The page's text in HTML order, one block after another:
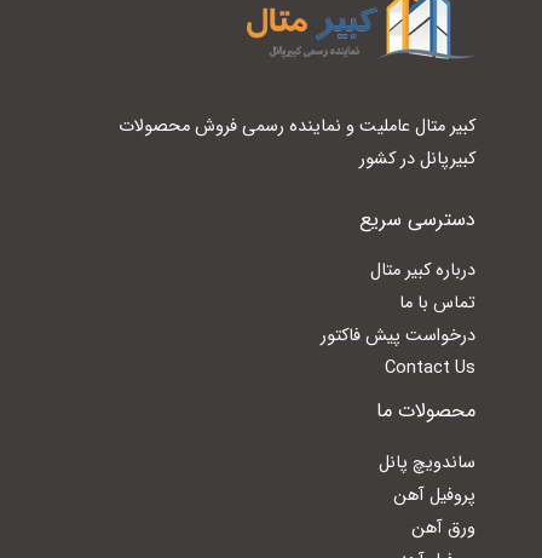
کبیر متال عاملیت و نماینده رسمی فروش محصولات
کبیرپانل در کشور
دسترسی سریع
درباره کبیر متال
تماس با ما
درخواست پیش فاکتور
Contact Us
محصولات ما
ساندویچ پانل
پروفیل آهن
ورق آهن